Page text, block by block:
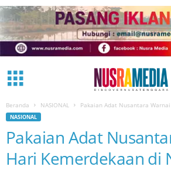
Beranda NASIONAL Pakaian Adat Nusantara
NASIONAL
Pakaian Adat
Hari Kemerdekaan di